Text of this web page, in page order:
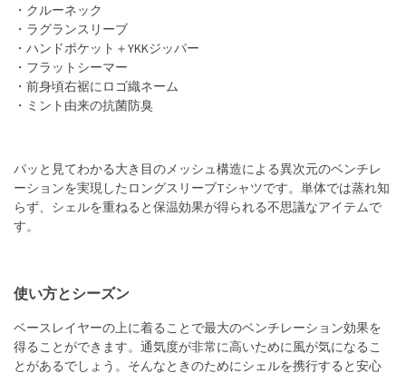
・クルーネック
・ラグランスリーブ
・ハンドポケット＋YKKジッパー
・フラットシーマー
・前身頃右裾にロゴ織ネーム
・ミント由来の抗菌防臭
パッと見てわかる大き目のメッシュ構造による異次元のベンチレ
ーションを実現したロングスリーブTシャツです。単体では蒸れ知
らず、シェルを重ねると保温効果が得られる不思議なアイテムで
す。
使い方とシーズン
ベースレイヤーの上に着ることで最大のベンチレーション効果を
得ることができます。通気度が非常に高いために風が気になるこ
とがあるでしょう。そんなときのためにシェルを携行すると安心